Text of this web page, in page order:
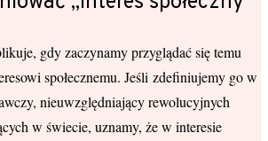
gdy zaczynamy przyglądać się temu
społecznemu. Jeśli zdefiniujemy go w
nieuwzględniający rewolucyjnych
w świecie, uznamy, że w interesie